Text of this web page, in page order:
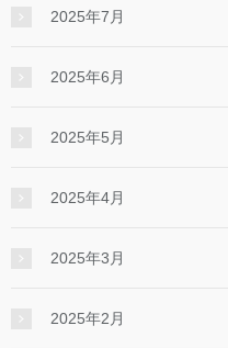
2025年7月
2025年6月
2025年5月
2025年4月
2025年3月
2025年2月